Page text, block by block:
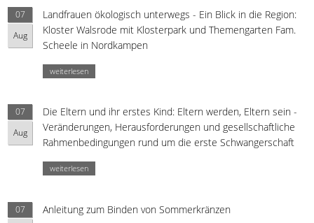
07
Aug
Landfrauen ökologisch unterwegs - Ein Blick in die Region:
Kloster Walsrode mit Klosterpark und Themengarten Fam.
Scheele in Nordkampen
weiterlesen
07
Aug
Die Eltern und ihr erstes Kind: Eltern werden, Eltern sein -
Veränderungen, Herausforderungen und gesellschaftliche
Rahmenbedingungen rund um die erste Schwangerschaft
weiterlesen
07
Anleitung zum Binden von Sommerkränzen